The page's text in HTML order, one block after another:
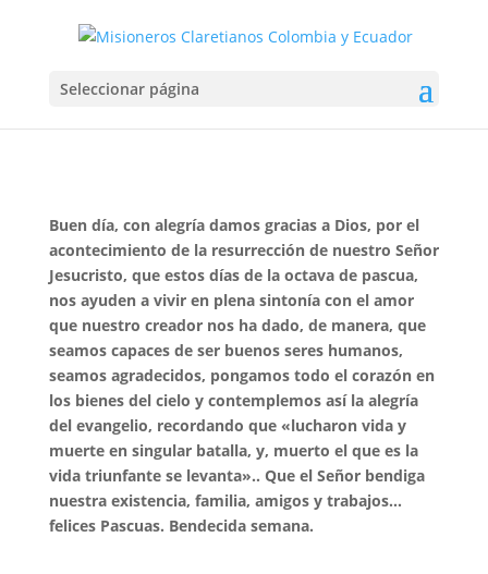
Seleccionar página
¡FELICES PASCUAS!
Buen día, con alegría damos gracias a Dios, por el
acontecimiento de la resurrección de nuestro Señor
Jesucristo, que estos días de la octava de pascua,
nos ayuden a vivir en plena sintonía con el amor
que nuestro creador nos ha dado, de manera, que
seamos capaces de ser buenos seres humanos,
seamos agradecidos, pongamos todo el corazón en
los bienes del cielo y contemplemos así la alegría
del evangelio, recordando que «lucharon vida y
muerte en singular batalla, y, muerto el que es la
vida triunfante se levanta».. Que el Señor bendiga
nuestra existencia, familia, amigos y trabajos…
felices Pascuas. Bendecida semana.